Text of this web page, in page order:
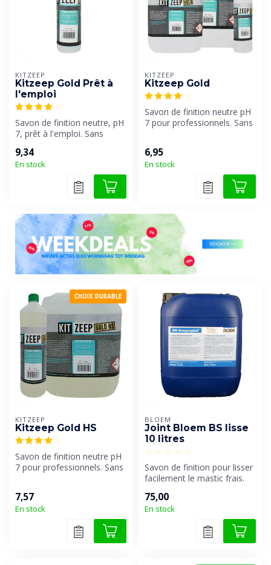
KITZEEP
Kitzeep Gold Prêt à
l'emploi
Savon de finition neutre, pH
7, prêt à l'emploi. Sans
9,34
En stock
KITZEEP
Kitzeep Gold
Savon de finition neutre pH
7 pour professionnels. Sans
6,95
En stock
CHOIX DURABLE
KITZEEP
Kitzeep Gold HS
Savon de finition neutre pH
7 pour professionnels. Sans
7,57
En stock
BLOEM
Joint Bloem BS lisse
10 litres
Savon de finition pour lisser
facilement le mastic frais.
75,00
En stock